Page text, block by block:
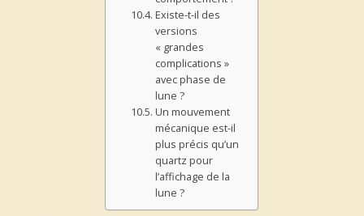
Existe-t-il des
versions
« grandes
complications »
avec phase de
lune ?
Un mouvement
mécanique est-il
plus précis qu’un
quartz pour
l’affichage de la
lune ?